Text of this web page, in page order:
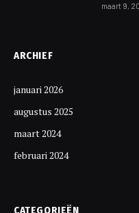
maart 9,
ARCHIEF
januari 2026
augustus 2025
maart 2024
februari 2024
CATEGORIEËN